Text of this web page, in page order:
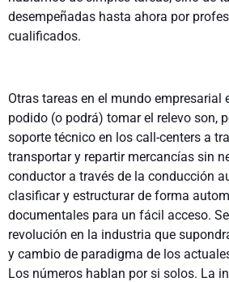
desempeñadas hasta ahora por
cualificados.
Otras tareas en el mundo empresarial
podido (o podrá) tomar el relevo son,
soporte técnico en los call-centers a
transportar y repartir mercancías sin
conductor a través de la conducción
clasificar y estructurar de forma
documentales para un fácil acceso.
revolución en la industria que
y cambio de paradigma de los
Los números hablan por si solos. La